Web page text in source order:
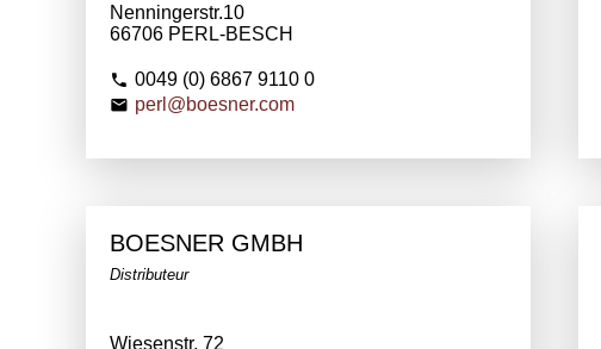
Nenningerstr.10
66706 PERL-BESCH
0049 (0) 6867 9110 0
perl@boesner.com
BOESNER GMBH
Distributeur
Wiesenstr. 72